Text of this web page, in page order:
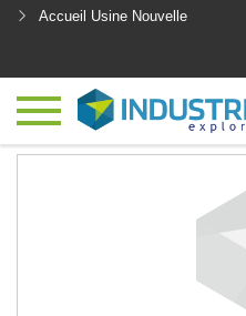
Accueil Usine Nouvelle